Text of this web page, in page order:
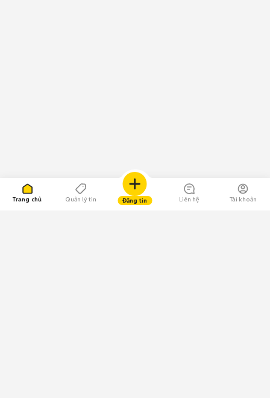
Trang chủ Quản lý tin Đăng tin Liên hệ Tài khoản